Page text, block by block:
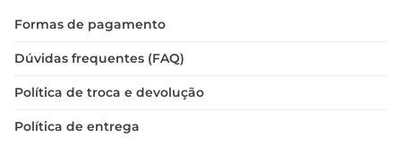
Formas de pagamento
Dúvidas frequentes (FAQ)
Política de troca e devolução
Política de entrega